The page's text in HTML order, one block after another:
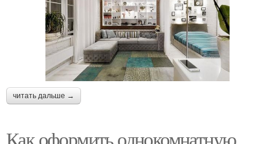
читать дальше →
Как оформить однокомнатную